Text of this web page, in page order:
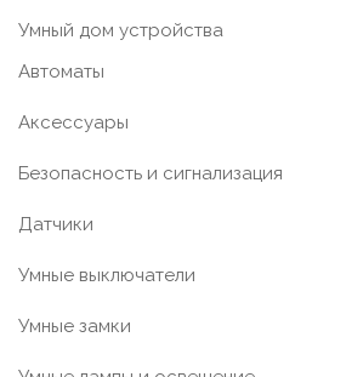
Умный дом устройства
Автоматы
Аксессуары
Безопасность и сигнализация
Датчики
Умные выключатели
Умные замки